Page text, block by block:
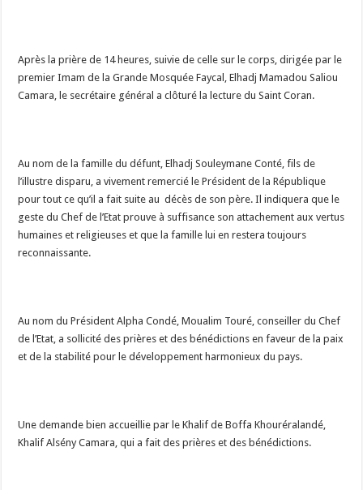
Après la prière de 14 heures, suivie de celle sur le corps, dirigée par le
premier Imam de la Grande Mosquée Faycal, Elhadj Mamadou Saliou
Camara, le secrétaire général a clôturé la lecture du Saint Coran.
Au nom de la famille du défunt, Elhadj Souleymane Conté, fils de
l’illustre disparu, a vivement remercié le Président de la République
pour tout ce qu’il a fait suite au décès de son père. Il indiquera que le
geste du Chef de l’Etat prouve à suffisance son attachement aux vertus
humaines et religieuses et que la famille lui en restera toujours
reconnaissante.
Au nom du Président Alpha Condé, Moualim Touré, conseiller du Chef
de l’Etat, a sollicité des prières et des bénédictions en faveur de la paix
et de la stabilité pour le développement harmonieux du pays.
Une demande bien accueillie par le Khalif de Boffa Khouréralandé,
Khalif Alsény Camara, qui a fait des prières et des bénédictions.